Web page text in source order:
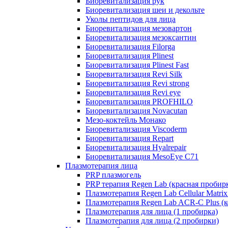
Биоревитализация шеи и декольте
Уколы пептидов для лица
Биоревитализация мезовартон
Биоревитализация мезоксантин
Биоревитализация Filorga
Биоревитализация Plinest
Биоревитализация Plinest Fast
Биоревитализация Revi Silk
Биоревитализация Revi strong
Биоревитализация Revi eye
Биоревитализация PROFHILO
Биоревитализация Novacutan
Мезо-коктейль Монако
Биоревитализация Viscoderm
Биоревитализация Repart
Биоревитализация Hyalrepair
Биоревитализация MesoEye C71
Плазмотерапия лица
PRP плазмогель
PRP терапия Regen Lab (красная
Плазмотерапия Regen Lab Cellular
Плазмотерапия Regen Lab ACR-C Plus
Плазмотерапия для лица (1 пробирка)
Плазмотерапия для лица (2 пробирки)